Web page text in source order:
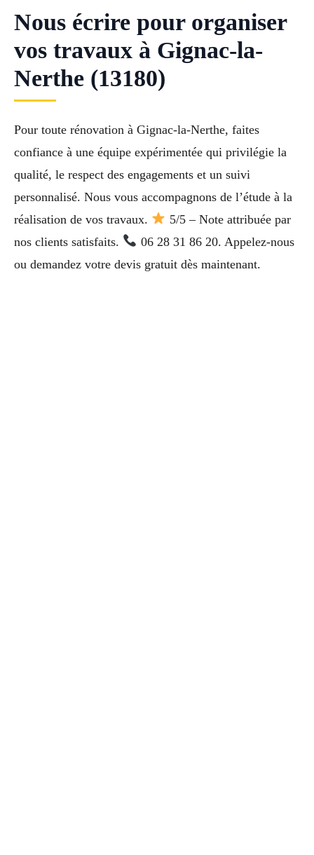
Nous écrire pour organiser
vos travaux à Gignac-la-
Nerthe (13180)
Pour toute rénovation à Gignac-la-Nerthe, faites
confiance à une équipe expérimentée qui privilégie la
qualité, le respect des engagements et un suivi
personnalisé. Nous vous accompagnons de l’étude à la
réalisation de vos travaux.
5/5 – Note attribuée par
nos clients satisfaits.
06 28 31 86 20. Appelez-nous
ou demandez votre devis gratuit dès maintenant.